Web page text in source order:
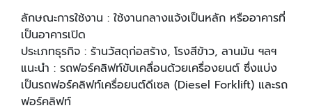
ลักษณะการใช้งาน : ใช้งานกลางแจ้งเป็นหลัก หรืออาคารที่
เป็นอาคารเปิด
ประเภทธุรกิจ : ร้านวัสดุก่อสร้าง, โรงสีข้าว, ลานมัน ฯลฯ
แนะนํา : รถฟอร์คลิฟท์ขับเคลื่อนด้วยเครื่องยนต์ ซึ่งแบ่ง
เป็นรถฟอร์คลิฟท์เครื่อยนต์ดีเซล (Diesel Forklift) และรถ
ฟอร์คลิฟท์